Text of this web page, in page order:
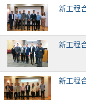
新工程
新工程
新工程